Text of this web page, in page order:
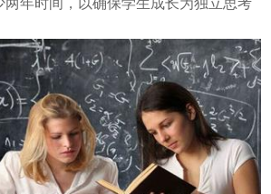
两年时间，以确保学生成长为独立思考